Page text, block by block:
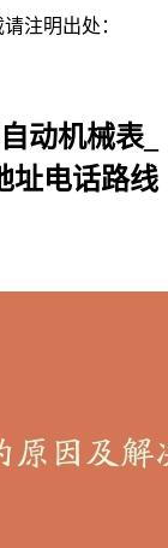
注明出处：
动机械表_
址电话路线